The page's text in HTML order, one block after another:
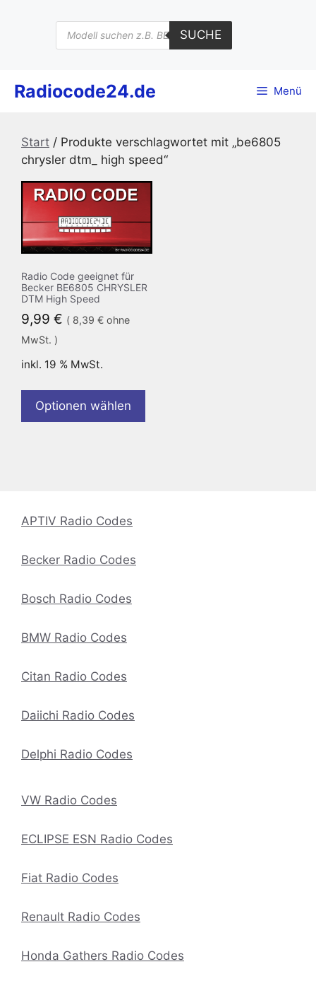
Products
search
SUCHE
Radiocode24.de Menü
Start / Produkte verschlagwortet mit „be6805
chrysler dtm_ high speed“
Radio Code geeignet für
Becker BE6805 CHRYSLER
DTM High Speed
9,99 € ( 8,39 € ohne
MwSt. )
inkl. 19 % MwSt.
Optionen wählen
APTIV Radio Codes
Becker Radio Codes
Bosch Radio Codes
BMW Radio Codes
Citan Radio Codes
Daiichi Radio Codes
Delphi Radio Codes
VW Radio Codes
ECLIPSE ESN Radio Codes
Fiat Radio Codes
Renault Radio Codes
Honda Gathers Radio Codes